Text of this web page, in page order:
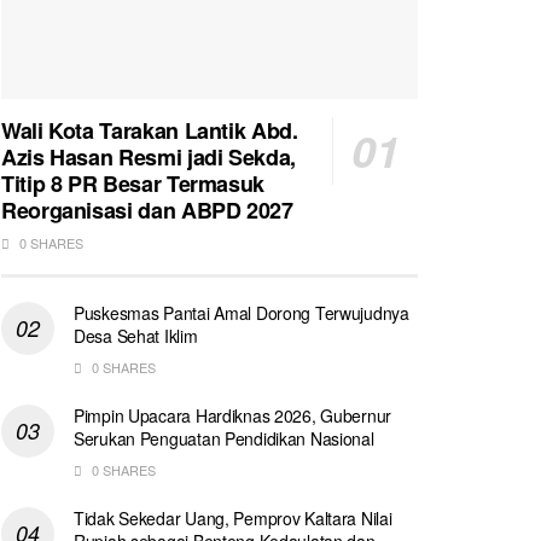
Wali Kota Tarakan Lantik Abd.
Azis Hasan Resmi jadi Sekda,
Titip 8 PR Besar Termasuk
Reorganisasi dan ABPD 2027
0 SHARES
Puskesmas Pantai Amal Dorong Terwujudnya
Desa Sehat Iklim
0 SHARES
Pimpin Upacara Hardiknas 2026, Gubernur
Serukan Penguatan Pendidikan Nasional
0 SHARES
Tidak Sekedar Uang, Pemprov Kaltara Nilai